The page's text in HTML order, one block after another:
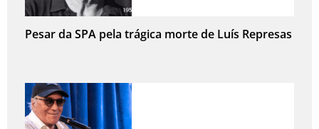
Pesar da SPA pela trágica morte de Luís Represas